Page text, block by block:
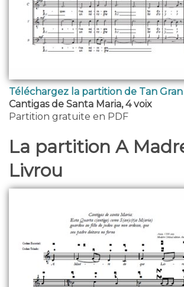
Téléchargez la partition de Tan
Cantigas de Santa Maria, 4 voix
Partition gratuite en PDF
La partition A
Livrou